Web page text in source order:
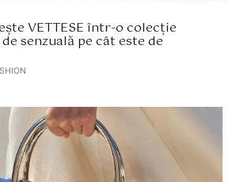
VETTESE într-o colecție
senzuală pe cât este de